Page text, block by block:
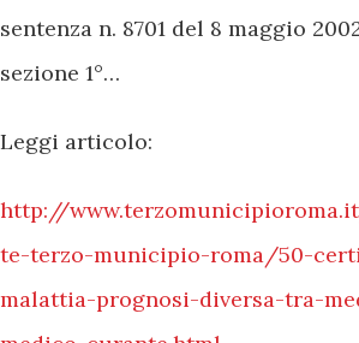
sentenza n. 8701 del 8 maggio
sezione 1°…
Leggi articolo:
http://
te-terzo-municipio-roma/50-
malattia-prognosi-diversa-tra-